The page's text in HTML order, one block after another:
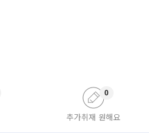
추가취재 원해요
0